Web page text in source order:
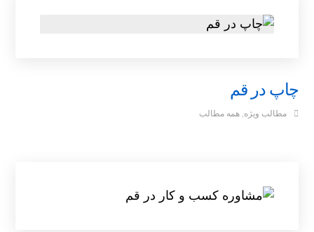
چاپ در قم
مطالب ویژه,همه مطالب